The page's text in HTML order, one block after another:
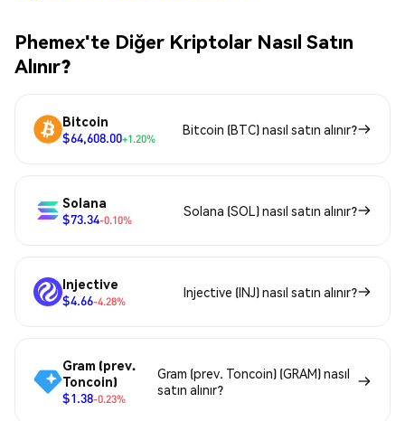
Phemex'te Diğer Kriptolar Nasıl Satın
Alınır?
Bitcoin
$64,608.00+1.20%
Bitcoin (BTC) nasıl satın alınır?
Solana
$73.34-0.10%
Solana (SOL) nasıl satın alınır?
Injective
$4.66-4.28%
Injective (INJ) nasıl satın alınır?
Gram (prev.
Toncoin)
$1.38-0.23%
Gram (prev. Toncoin) (GRAM) nasıl
satın alınır?